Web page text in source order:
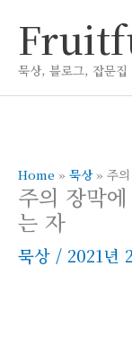
로
묵상, 블로그, 잡문집
Home » 묵상 » 주
주의 장막
는 자
묵상 / 2021년